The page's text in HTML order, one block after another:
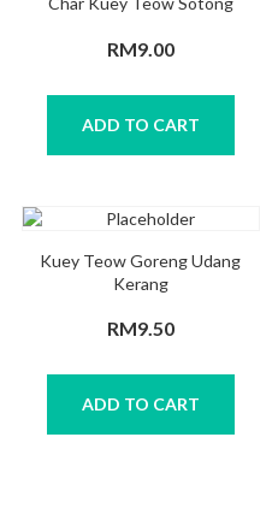
RM9.00
ADD TO CART
Kuey Teow Goreng Udang
Kerang
RM9.50
ADD TO CART